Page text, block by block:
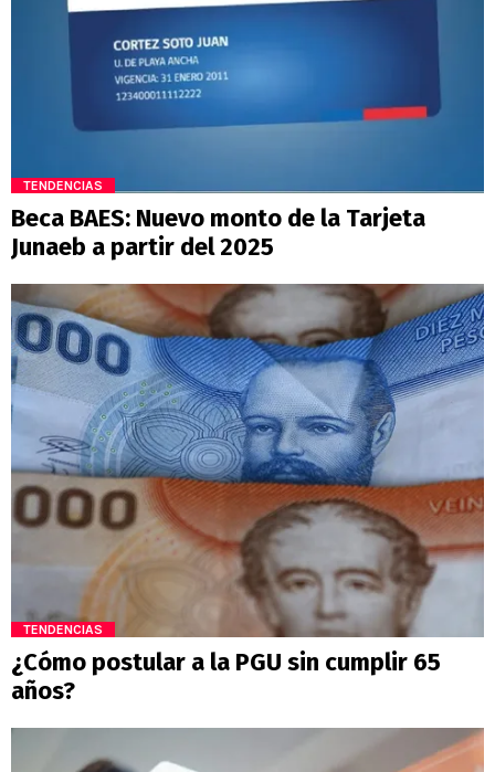
TENDENCIAS
Beca BAES: Nuevo monto de la Tarjeta
Junaeb a partir del 2025
TENDENCIAS
¿Cómo postular a la PGU sin cumplir 65
años?